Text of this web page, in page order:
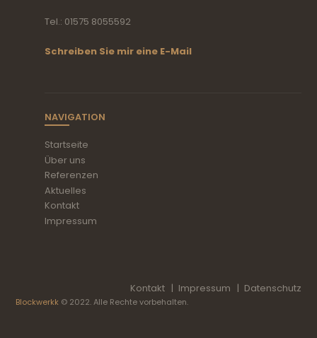
Tel.: 01575 8055592
Schreiben Sie mir eine E-Mail
NAVIGATION
Startseite
Über uns
Referenzen
Aktuelles
Kontakt
Impressum
Kontakt Impressum Datenschutz
Blockwerkk © 2022. Alle Rechte vorbehalten.